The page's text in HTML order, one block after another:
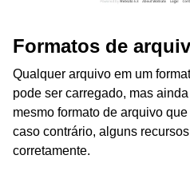
Formatos de
Qualquer arquivo em um
pode ser carregado, mas
mesmo formato de arquivo
caso contrário, alguns
corretamente.